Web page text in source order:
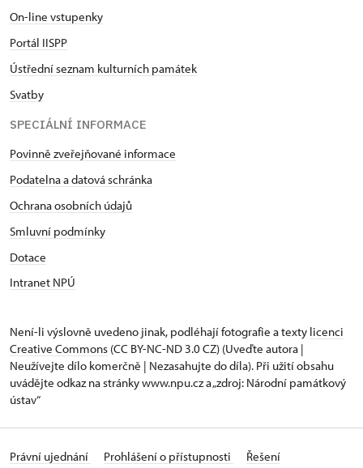
On-line vstupenky
Portál IISPP
Ústřední seznam kulturních památek
Svatby
SPECIÁLNÍ INFORMACE
Povinně zveřejňované informace
Podatelna a datová schránka
Ochrana osobních údajů
Smluvní podmínky
Dotace
Intranet NPÚ
Není-li výslovně uvedeno jinak, podléhají fotografie a texty licenci
Creative Commons (CC BY-NC-ND 3.0 CZ) (Uveďte autora |
Neužívejte dílo komerčně | Nezasahujte do díla). Při užití obsahu
uvádějte odkaz na stránky www.npu.cz a „zdroj: Národní památkový
ústav“
Právní ujednání Prohlášení o přístupnosti
Řešení